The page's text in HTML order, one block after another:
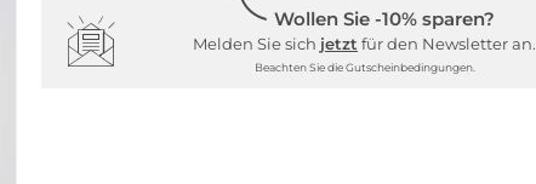
Wollen Sie -10% sparen?
Melden Sie sich jetzt für den Newsletter an.
Beachten Sie die Gutscheinbedingungen.